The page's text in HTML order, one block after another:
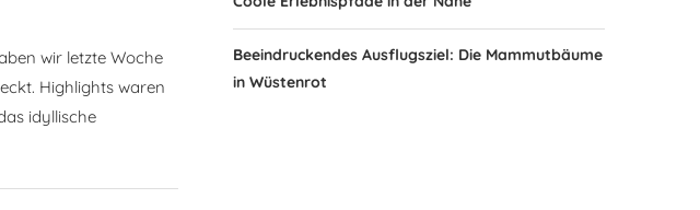
wir letzte Woche
Highlights waren
idyllische
Beeindruckendes Ausflugsziel: Die Mammutbäume
in Wüstenrot